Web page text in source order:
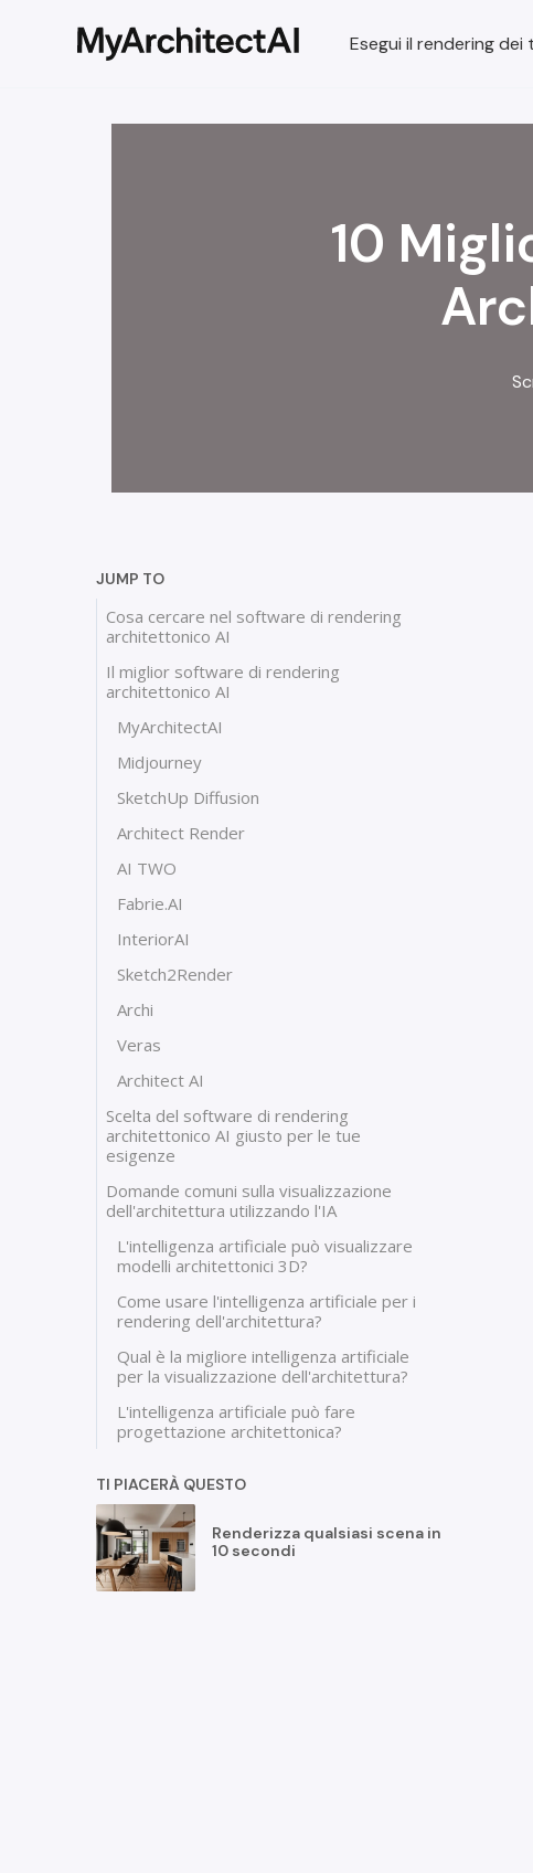
Esegui il rendering
10
JUMP TO
Cosa cercare nel software di rendering
architettonico AI
Il miglior software di rendering
architettonico AI
MyArchitectAI
Midjourney
SketchUp Diffusion
Architect Render
AI TWO
Fabrie.AI
InteriorAI
Sketch2Render
Archi
Veras
Architect AI
Scelta del software di rendering
architettonico AI giusto per le tue
esigenze
Domande comuni sulla visualizzazione
dell'architettura utilizzando l'IA
L'intelligenza artificiale può visualizzare
modelli architettonici 3D?
Come usare l'intelligenza artificiale per i
rendering dell'architettura?
Qual è la migliore intelligenza artificiale
per la visualizzazione dell'architettura?
L'intelligenza artificiale può fare
progettazione architettonica?
TI PIACERÀ QUESTO
Renderizza qualsiasi scena in
10 secondi